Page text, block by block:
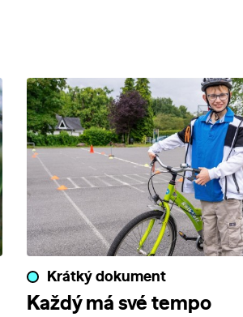
Krátký dokument
Každý má své tempo